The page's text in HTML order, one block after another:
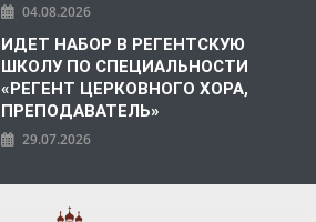
04.08.2026
ИДЕТ НАБОР В РЕГЕНТСКУЮ
ШКОЛУ ПО СПЕЦИАЛЬНОСТИ
«РЕГЕНТ ЦЕРКОВНОГО ХОРА,
ПРЕПОДАВАТЕЛЬ»
29.07.2026